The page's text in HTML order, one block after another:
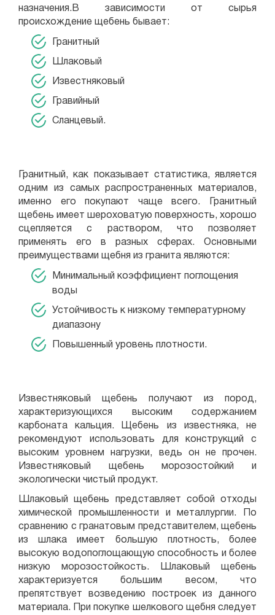
назначения.В зависимости от сырья
происхождение щебень бывает:
Гранитный
Шлаковый
Известняковый
Гравийный
Сланцевый.
Гранитный, как показывает статистика, является
одним из самых распространенных материалов,
именно его покупают чаще всего. Гранитный
щебень имеет шероховатую поверхность, хорошо
сцепляется с раствором, что позволяет
применять его в разных сферах. Основными
преимуществами щебня из гранита являются:
Минимальный коэффициент поглощения
воды
Устойчивость к низкому температурному
диапазону
Повышенный уровень плотности.
Известняковый щебень получают из пород,
характеризующихся высоким содержанием
карбоната кальция. Щебень из известняка, не
рекомендуют использовать для конструкций с
высоким уровнем нагрузки, ведь он не прочен.
Известняковый щебень морозостойкий и
экологически чистый продукт.
Шлаковый щебень представляет собой отходы
химической промышленности и металлургии. По
сравнению с гранатовым представителем, щебень
из шлака имеет большую плотность, более
высокую водопоглощающую способность и более
низкую морозостойкость. Шлаковый щебень
характеризуется большим весом, что
препятствует возведению построек из данного
материала. При покупке шелкового щебня следует